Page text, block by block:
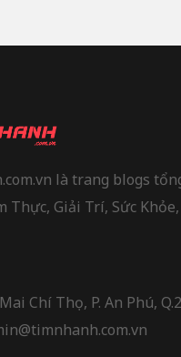
là trang blogs
Thực, Giải Trí, Sức
Chí Thọ, P. An Phú,